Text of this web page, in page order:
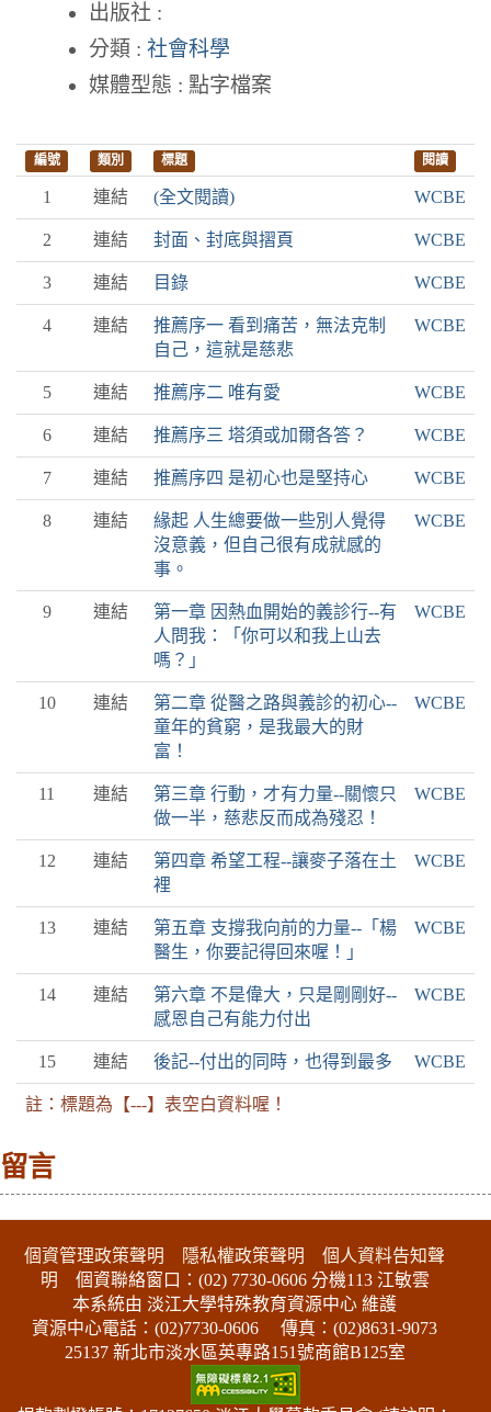
出版社 :
分類 : 社會科學
媒體型態 : 點字檔案
編號 類別 標題 閱讀
1 連結 (全文閱讀) WCBE
2 連結 封面、封底與摺頁 WCBE
3 連結 目錄 WCBE
4 連結
推薦序一 看到痛苦，無法克制
自己，這就是慈悲
WCBE
5 連結 推薦序二 唯有愛 WCBE
6 連結 推薦序三 塔須或加爾各答？ WCBE
7 連結 推薦序四 是初心也是堅持心 WCBE
8 連結
緣起 人生總要做一些別人覺得
沒意義，但自己很有成就感的
事。
WCBE
9 連結
第一章 因熱血開始的義診行--有
人問我：「你可以和我上山去
嗎？」
WCBE
10 連結
第二章 從醫之路與義診的初心--
童年的貧窮，是我最大的財
富！
WCBE
11 連結
第三章 行動，才有力量--關懷只
做一半，慈悲反而成為殘忍！
WCBE
12 連結
第四章 希望工程--讓麥子落在土
裡
WCBE
13 連結
第五章 支撐我向前的力量--「楊
醫生，你要記得回來喔！」
WCBE
14 連結
第六章 不是偉大，只是剛剛好--
感恩自己有能力付出
WCBE
15 連結 後記--付出的同時，也得到最多 WCBE
註：標題為【---】表空白資料喔！
留言
個資管理政策聲明 隱私權政策聲明
個人資料告知聲
明 個資聯絡窗口：(02) 7730-0606 分機113 江敏雲
本系統由 淡江大學特殊教育資源中心 維護
資源中心電話：(02)7730-0606
傳真：(02)8631-9073
25137 新北市淡水區英專路151號商館B125室